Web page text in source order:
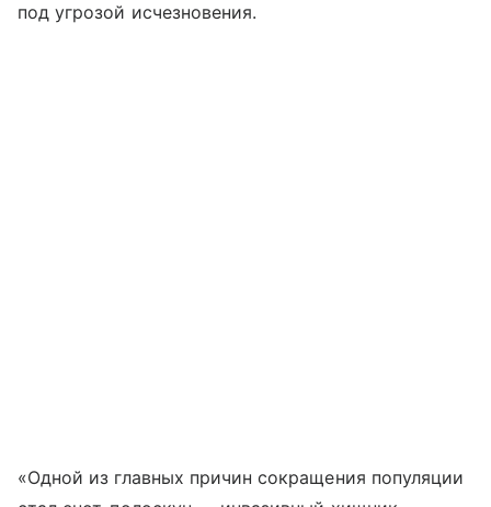
под угрозой исчезновения.
«Одной из главных причин сокращения популяции